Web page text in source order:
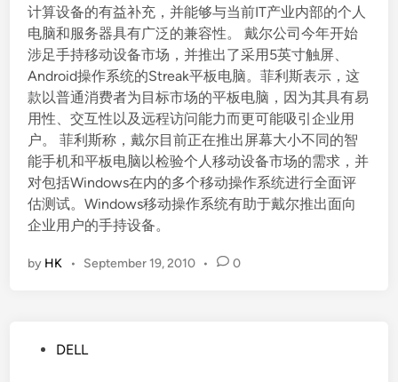
计算设备的有益补充，并能够与当前IT产业内部的个人
电脑和服务器具有广泛的兼容性。 戴尔公司今年开始
涉足手持移动设备市场，并推出了采用5英寸触屏、
Android操作系统的Streak平板电脑。菲利斯表示，这
款以普通消费者为目标市场的平板电脑，因为其具有易
用性、交互性以及远程访问能力而更可能吸引企业用
户。 菲利斯称，戴尔目前正在推出屏幕大小不同的智
能手机和平板电脑以检验个人移动设备市场的需求，并
对包括Windows在内的多个移动操作系统进行全面评
估测试。Windows移动操作系统有助于戴尔推出面向
企业用户的手持设备。
by HK • September 19, 2010 • 0
DELL